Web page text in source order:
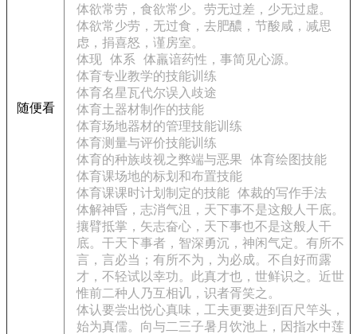
随便看
体欲常劳，食欲常少。劳无过差，少无过虚。
体欲常少劳，无过食，去肥醲，节酸咸，减思
虑，捐喜怒，谨房室。
体现 体系
体羸谙药性，事简见心源。
体育专业教学的技能训练
体育名星瓦代尔误入歧途
体育土器材制作的技能
体育场地器材的管理技能训练
体育测量与评价技能训练
体育的种族歧视之弊端与恶果
体育绘图技能
体育课场地的标划和布置技能
体育课课时计划制定的技能 体裁的写作手法
体解神昏，志消气沮，天下事不是这般人干底。
攘臂抵掌，矢志奋心，天下事也不是这般人干
底。干天下事者，智深勇沉，神闲气定。有所不
言，言必当；有所不为，为必成。不自好而露
才，不轻试以幸功。此真才也，世鲜识之。近世
惟前二种人乃互相讥，识者胥笑之。
体认要尝出悦心真味，工夫更要进到百尺竿头，
始为真儒。向与二三子暑月饮池上，因指水中莲